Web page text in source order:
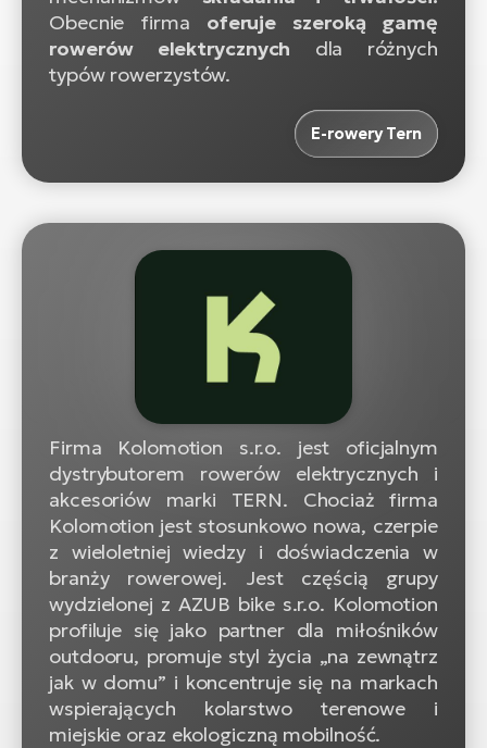
Obecnie firma oferuje szeroką gamę
rowerów elektrycznych dla różnych
typów rowerzystów.
E-rowery Tern
Firma Kolomotion s.r.o. jest oficjalnym
dystrybutorem rowerów elektrycznych i
akcesoriów marki TERN. Chociaż firma
Kolomotion jest stosunkowo nowa, czerpie
z wieloletniej wiedzy i doświadczenia w
branży rowerowej. Jest częścią grupy
wydzielonej z AZUB bike s.r.o. Kolomotion
profiluje się jako partner dla miłośników
outdooru, promuje styl życia „na zewnątrz
jak w domu” i koncentruje się na markach
wspierających kolarstwo terenowe i
miejskie oraz ekologiczną mobilność.